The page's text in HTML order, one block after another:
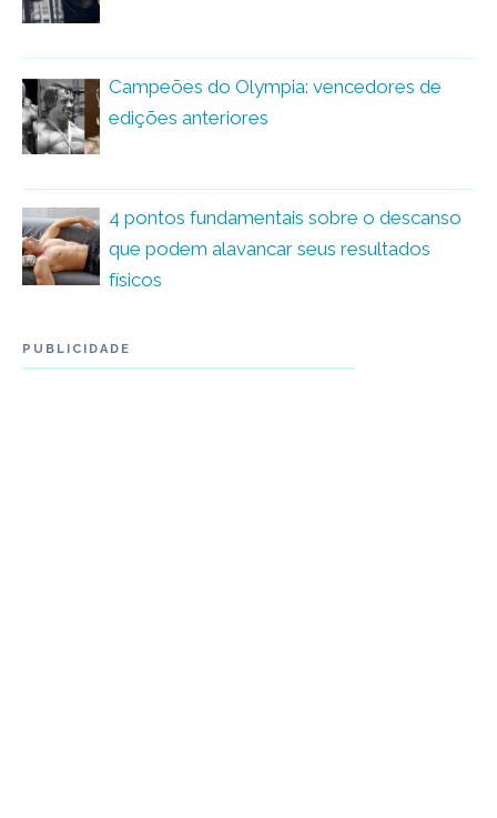
Campeões do Olympia: vencedores de
edições anteriores
4 pontos fundamentais sobre o descanso
que podem alavancar seus resultados
físicos
PUBLICIDADE